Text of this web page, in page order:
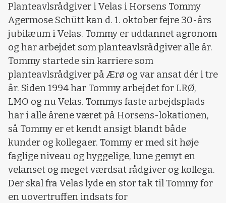
Planteavlsrådgiver i Velas i Horsens Tommy
Agermose Schütt kan d. 1. oktober fejre 30-års
jubilæum i Velas. Tommy er uddannet agronom
og har arbejdet som planteavlsrådgiver alle år.
Tommy startede sin karriere som
planteavlsrådgiver på Ærø og var ansat dér i tre
år. Siden 1994 har Tommy arbejdet for LRØ,
LMO og nu Velas. Tommys faste arbejdsplads
har i alle årene været på Horsens-lokationen,
så Tommy er et kendt ansigt blandt både
kunder og kollegaer. Tommy er med sit høje
faglige niveau og hyggelige, lune gemyt en
velanset og meget værdsat rådgiver og kollega.
Der skal fra Velas lyde en stor tak til Tommy for
en uovertruffen indsats for